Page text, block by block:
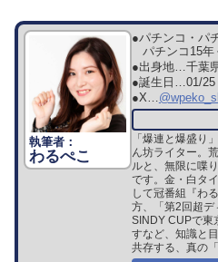
わるぺこ
●パチンコ・パ
パチンコ15
●出身地…千葉
●誕生日…01/25
●X…
「爆連と爆盛り
ん坊ライター。
ルと、無限に喋
です。金・白タ
して冠番組『わ
方、「第2回超
SINDY CUPで東
すなど、知識と
共存する、真の